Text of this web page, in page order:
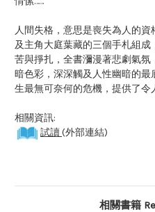
人間失格，意思是喪失為人的
及主角大庭葉藏的三個手札組
苦與掙扎，全書瀰漫著悲劇氣
暗色彩，深深觸及人性幽暗的
生最無可奈何的危機，提供了令
相關資訊:
試讀(外部連結)
相關書籍